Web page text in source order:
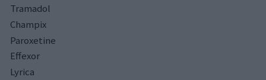
Tramadol
Champix
Paroxetine
Effexor
Lyrica